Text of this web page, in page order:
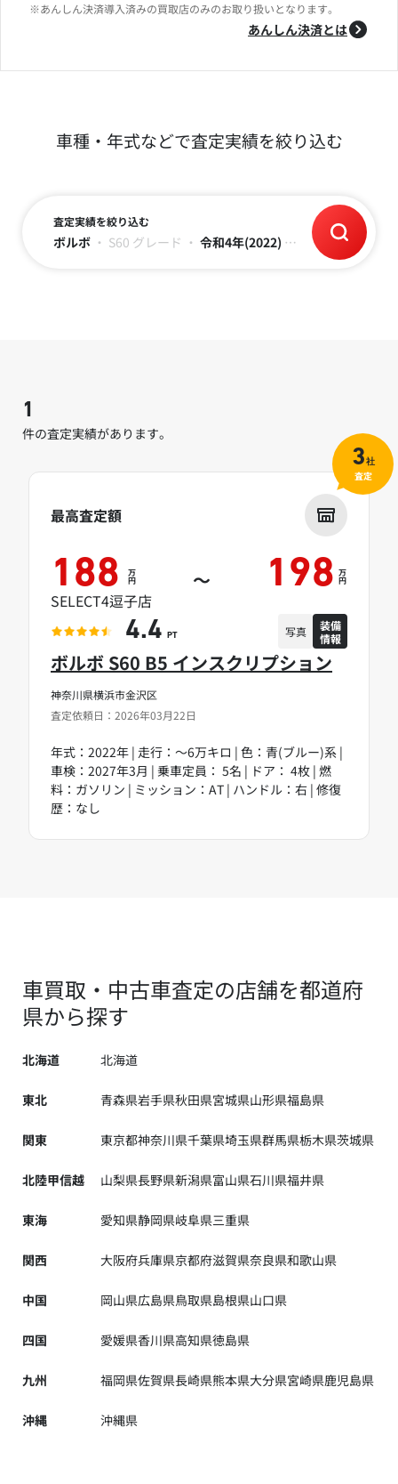
※あんしん決済導入済みの買取店のみのお取り扱いとなります。
あんしん決済とは
車種・年式などで査定実績を絞り込む
査定実績を絞り込む
ボルボ ・ S60 グレード ・ 令和4年(2022) ・ ～6万キロ
1
件の査定実績があります。
神奈川県横浜市金沢区
査定依頼日：2026年03月22日
ボルボ S60 B5 インスクリプション
年式：2022年 | 走行：～6万キロ | 色：青(ブルー)系 |
車検：2027年3月 | 乗車定員： 5名 | ドア： 4枚 | 燃
料：ガソリン | ミッション：AT | ハンドル：右 | 修復
歴：なし
最高査定額
188 万
円 ～ 198 万
円
SELECT4逗子店
4.4 PT 写真
装備
情報
3社
査定
車買取・中古車査定の店舗を都道府
県から探す
北海道 北海道
東北 青森県岩手県秋田県宮城県山形県福島県
関東 東京都神奈川県千葉県埼玉県群馬県栃木県茨城県
北陸甲信越 山梨県長野県新潟県富山県石川県福井県
東海 愛知県静岡県岐阜県三重県
関西 大阪府兵庫県京都府滋賀県奈良県和歌山県
中国 岡山県広島県鳥取県島根県山口県
四国 愛媛県香川県高知県徳島県
九州 福岡県佐賀県長崎県熊本県大分県宮崎県鹿児島県
沖縄 沖縄県